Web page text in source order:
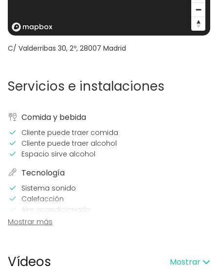
C/ Valderribas 30, 2º, 28007 Madrid
Servicios e instalaciones
Comida y bebida
Cliente puede traer comida
Cliente puede traer alcohol
Espacio sirve alcohol
Tecnología
Sistema sonido
Calefacción
Aire acondicionado
En el espacio
Uso exclusivo
Propia música OK
Mostrar más
Vídeos Mostrar